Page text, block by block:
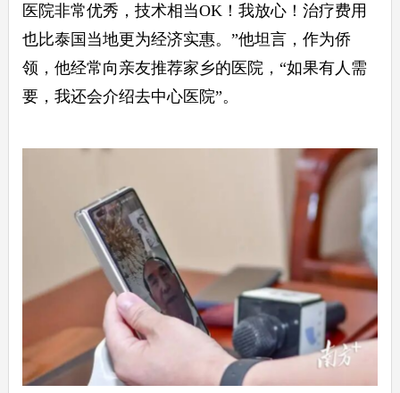
医院非常优秀，技术相当OK！我放心！治疗费用
也比泰国当地更为经济实惠。”他坦言，作为侨
领，他经常向亲友推荐家乡的医院，“如果有人需
要，我还会介绍去中心医院”。